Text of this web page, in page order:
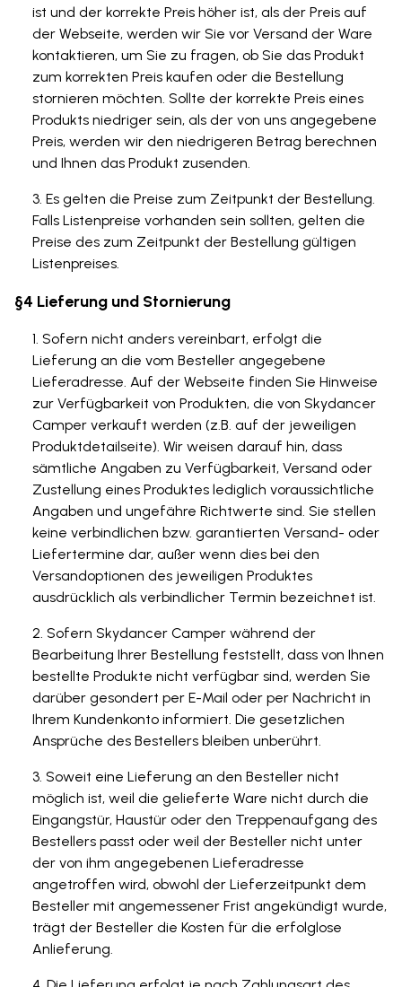
ist und der korrekte Preis höher ist, als der Preis auf
der Webseite, werden wir Sie vor Versand der Ware
kontaktieren, um Sie zu fragen, ob Sie das Produkt
zum korrekten Preis kaufen oder die Bestellung
stornieren möchten. Sollte der korrekte Preis eines
Produkts niedriger sein, als der von uns angegebene
Preis, werden wir den niedrigeren Betrag berechnen
und Ihnen das Produkt zusenden.
Es gelten die Preise zum Zeitpunkt der Bestellung.
Falls Listenpreise vorhanden sein sollten, gelten die
Preise des zum Zeitpunkt der Bestellung gültigen
Listenpreises.
§4 Lieferung und Stornierung
Sofern nicht anders vereinbart, erfolgt die
Lieferung an die vom Besteller angegebene
Lieferadresse. Auf der Webseite finden Sie Hinweise
zur Verfügbarkeit von Produkten, die von Skydancer
Camper verkauft werden (z.B. auf der jeweiligen
Produktdetailseite). Wir weisen darauf hin, dass
sämtliche Angaben zu Verfügbarkeit, Versand oder
Zustellung eines Produktes lediglich voraussichtliche
Angaben und ungefähre Richtwerte sind. Sie stellen
keine verbindlichen bzw. garantierten Versand- oder
Liefertermine dar, außer wenn dies bei den
Versandoptionen des jeweiligen Produktes
ausdrücklich als verbindlicher Termin bezeichnet ist.
Sofern Skydancer Camper während der
Bearbeitung Ihrer Bestellung feststellt, dass von Ihnen
bestellte Produkte nicht verfügbar sind, werden Sie
darüber gesondert per E-Mail oder per Nachricht in
Ihrem Kundenkonto informiert. Die gesetzlichen
Ansprüche des Bestellers bleiben unberührt.
Soweit eine Lieferung an den Besteller nicht
möglich ist, weil die gelieferte Ware nicht durch die
Eingangstür, Haustür oder den Treppenaufgang des
Bestellers passt oder weil der Besteller nicht unter
der von ihm angegebenen Lieferadresse
angetroffen wird, obwohl der Lieferzeitpunkt dem
Besteller mit angemessener Frist angekündigt wurde,
trägt der Besteller die Kosten für die erfolglose
Anlieferung.